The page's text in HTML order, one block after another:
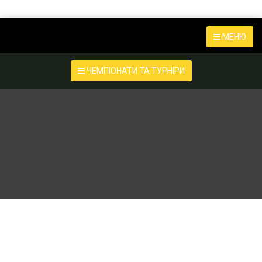
МЕНЮ
ЧЕМПІОНАТИ ТА ТУРНІРИ